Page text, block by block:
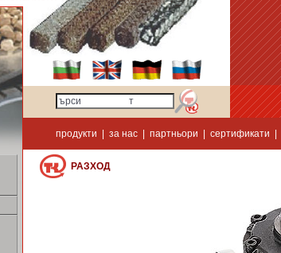
продукти за нас| партньори сертификати
РАЗХОД